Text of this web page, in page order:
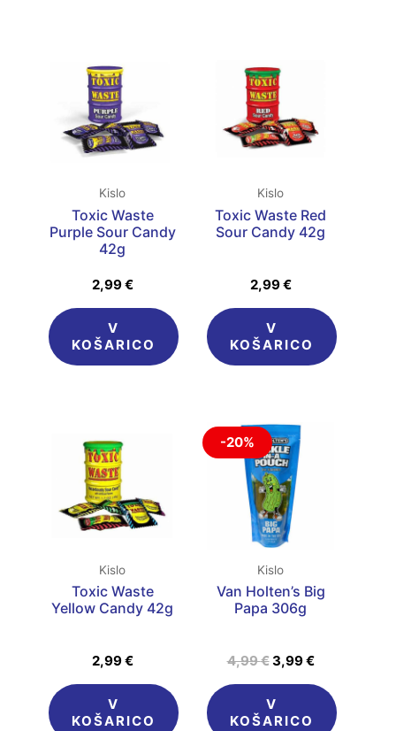
Kislo
Toxic Waste
Purple Sour Candy
42g
2,99€
V
KOŠARICO
Kislo
Toxic Waste Red
Sour Candy 42g
2,99€
V
KOŠARICO
Kislo
Toxic Waste
Yellow Candy 42g
2,99€
V
KOŠARICO
-20%
Kislo
Van Holten’s Big
Papa 306g
4,99€
Izvirna
cena
je
bila:
4,99 €.
3,99€
V
KOŠARICO